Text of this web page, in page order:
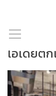
content
ไอเดียต